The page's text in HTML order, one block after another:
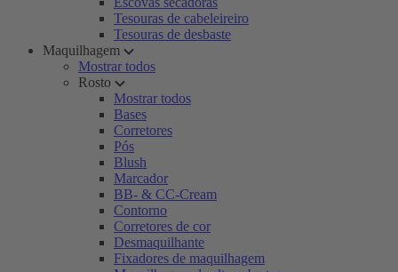
Tesouras de cabeleireiro
Tesouras de desbaste
Maquilhagem
Mostrar todos
Rosto
Mostrar todos
Bases
Corretores
Pós
Blush
Marcador
BB- & CC-Cream
Contorno
Corretores de cor
Desmaquilhante
Fixadores de maquilhagem